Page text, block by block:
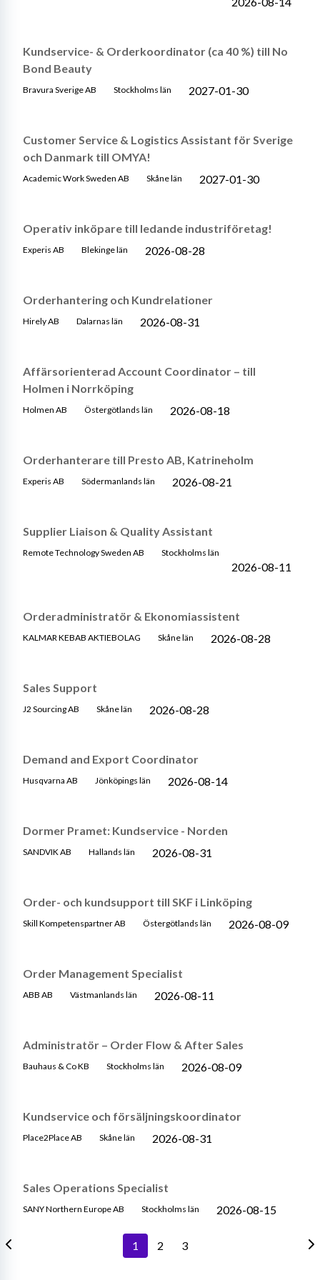
Kundservice- & Orderkoordinator (ca 40 %) till No
Bond Beauty
Bravura Sverige AB Stockholms län 2027-01-30
Customer Service & Logistics Assistant för Sverige
och Danmark till OMYA!
Academic Work Sweden AB Skåne län 2027-01-30
Operativ inköpare till ledande industriföretag!
Experis AB Blekinge län 2026-08-28
Orderhantering och Kundrelationer
Hirely AB Dalarnas län 2026-08-31
Affärsorienterad Account Coordinator – till
Holmen i Norrköping
Holmen AB Östergötlands län 2026-08-18
Orderhanterare till Presto AB, Katrineholm
Experis AB Södermanlands län 2026-08-21
Supplier Liaison & Quality Assistant
Remote Technology Sweden AB Stockholms län
2026-08-11
Orderadministratör & Ekonomiassistent
KALMAR KEBAB AKTIEBOLAG Skåne län 2026-08-28
Sales Support
J2 Sourcing AB Skåne län 2026-08-28
Demand and Export Coordinator
Husqvarna AB Jönköpings län 2026-08-14
Dormer Pramet: Kundservice - Norden
SANDVIK AB Hallands län 2026-08-31
Order- och kundsupport till SKF i Linköping
Skill Kompetenspartner AB Östergötlands län 2026-08-09
Order Management Specialist
ABB AB Västmanlands län 2026-08-11
Administratör – Order Flow & After Sales
Bauhaus & Co KB Stockholms län 2026-08-09
Kundservice och försäljningskoordinator
Place2Place AB Skåne län 2026-08-31
Sales Operations Specialist
SANY Northern Europe AB Stockholms län 2026-08-15
1 2 3